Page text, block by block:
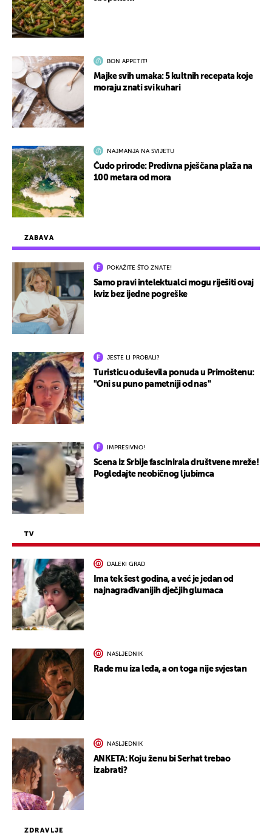
ZDRAVLJE
ZABAVA
POKAŽITE ŠTO ZNATE!
Samo pravi intelektualci mogu riješiti ovaj
kviz bez ijedne pogreške
JESTE LI PROBALI?
Turisticu oduševila ponuda u Primoštenu:
"Oni su puno pametniji od nas"
IMPRESIVNO!
Scena iz Srbije fascinirala društvene mreže!
Pogledajte neobičnog ljubimca
TV
DALEKI GRAD
Ima tek šest godina, a već je jedan od
najnagrađivanijih dječjih glumaca
NASLJEDNIK
Rade mu iza leđa, a on toga nije svjestan
NASLJEDNIK
ANKETA: Koju ženu bi Serhat trebao
izabrati?
BON APPETIT!
Majke svih umaka: 5 kultnih recepata koje
moraju znati svi kuhari
NAJMANJA NA SVIJETU
Čudo prirode: Predivna pješčana plaža na
100 metara od mora